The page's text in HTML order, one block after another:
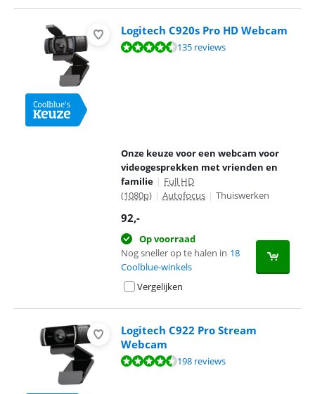
Logitech C920s Pro HD Webcam
Beoordeling is 8,9 van de 10, gebaseerd op 135 reviews.
135 reviews
Onze keuze voor een webcam voor
videogesprekken met vrienden en
familie | Full HD
(1080p) | Autofocus | Thuiswerken
92,-
Op voorraad
Nog sneller op te halen in 18
Coolblue-winkels
Vergelijken
Logitech C922 Pro Stream
Webcam
Beoordeling is 9,2 van de 10, gebaseerd op 198 reviews.
198 reviews